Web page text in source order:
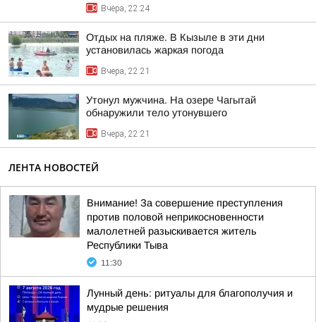
Вчера, 22:24
Отдых на пляже. В Кызыле в эти дни
установилась жаркая погода
Вчера, 22:21
Утонул мужчина. На озере Чагытай
обнаружили тело утонувшего
Вчера, 22:21
ЛЕНТА НОВОСТЕЙ
Внимание! За совершение преступления
против половой неприкосновенности
малолетней разыскивается житель
Республики Тыва
11:30
Лунный день: ритуалы для благополучия и
мудрые решения